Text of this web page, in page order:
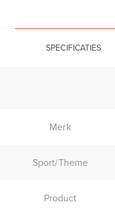
SPECIFICATIES
Merk
Sport/Theme
Product